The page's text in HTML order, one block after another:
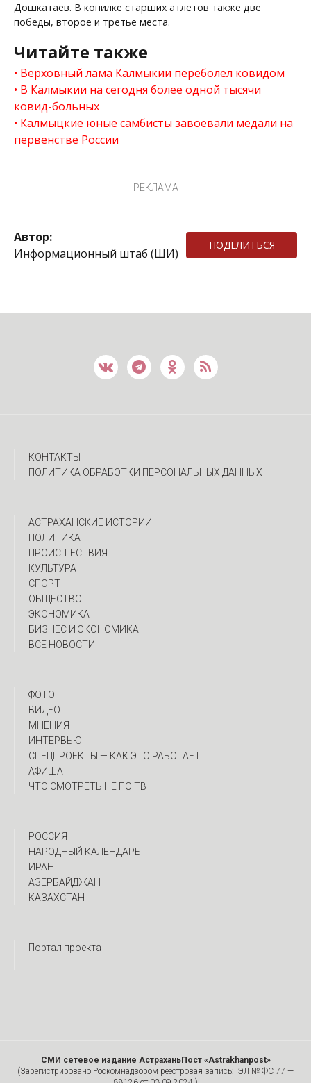
Дошкатаев. В копилке старших атлетов также две
победы, второе и третье места.
Читайте также
Верховный лама Калмыкии переболел ковидом
В Калмыкии на сегодня более одной тысячи
ковид-больных
Калмыцкие юные самбисты завоевали медали на
первенстве России
РЕКЛАМА
Автор:
Информационный штаб (ШИ)
ПОДЕЛИТЬСЯ
КОНТАКТЫ
ПОЛИТИКА ОБРАБОТКИ ПЕРСОНАЛЬНЫХ ДАННЫХ
АСТРАХАНСКИЕ ИСТОРИИ
ПОЛИТИКА
ПРОИСШЕСТВИЯ
КУЛЬТУРА
СПОРТ
ОБЩЕСТВО
ЭКОНОМИКА
БИЗНЕС И ЭКОНОМИКА
ВСЕ НОВОСТИ
ФОТО
ВИДЕО
МНЕНИЯ
ИНТЕРВЬЮ
CПЕЦПРОЕКТЫ — КАК ЭТО РАБОТАЕТ
АФИША
ЧТО СМОТРЕТЬ НЕ ПО ТВ
РОССИЯ
НАРОДНЫЙ КАЛЕНДАРЬ
ИРАН
АЗЕРБАЙДЖАН
КАЗАХСТАН
Портал проекта
СМИ сетевое издание АстраханьПост «Astrakhanpost»
(Зарегистрировано Роскомнадзором реестровая запись: ЭЛ № ФС 77 —